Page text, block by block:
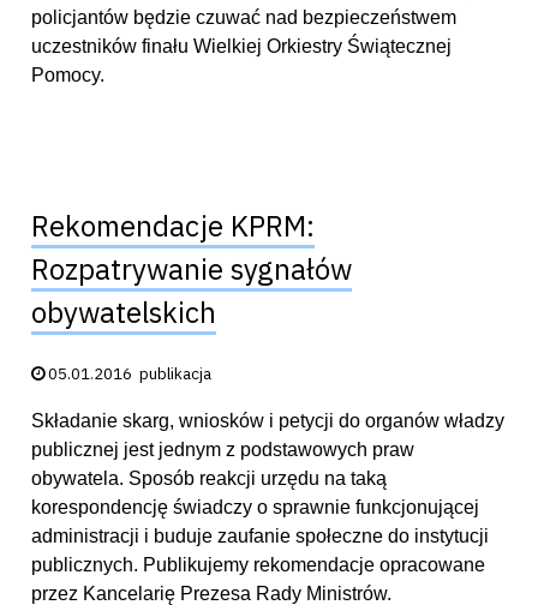
policjantów będzie czuwać nad bezpieczeństwem
uczestników finału Wielkiej Orkiestry Świątecznej
Pomocy.
Rekomendacje KPRM:
Rozpatrywanie sygnałów
obywatelskich
Data publikacji:
05.01.2016 publikacja
Składanie skarg, wniosków i petycji do organów władzy
publicznej jest jednym z podstawowych praw
obywatela. Sposób reakcji urzędu na taką
korespondencję świadczy o sprawnie funkcjonującej
administracji i buduje zaufanie społeczne do instytucji
publicznych. Publikujemy rekomendacje opracowane
przez Kancelarię Prezesa Rady Ministrów.